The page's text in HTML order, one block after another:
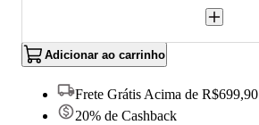
Adicionar ao carrinho
Frete Grátis Acima de R$699,90
20% de Cashback